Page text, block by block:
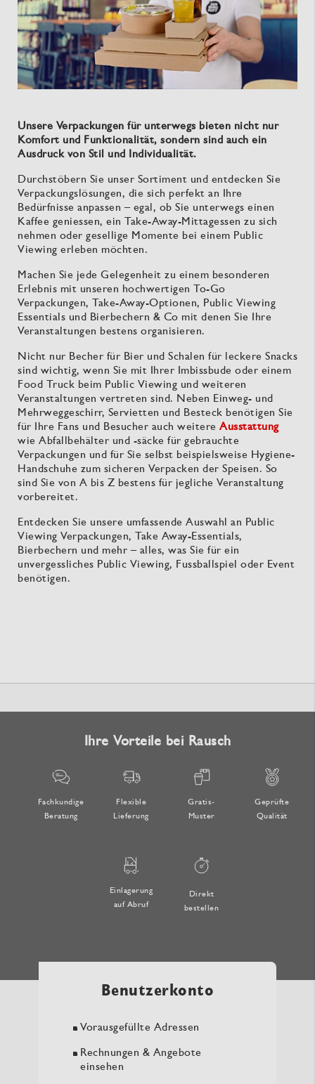
Unsere Verpackungen für unterwegs bieten nicht nur
Komfort und Funktionalität, sondern sind auch ein
Ausdruck von Stil und Individualität.
Durchstöbern Sie unser Sortiment und entdecken Sie
Verpackungslösungen, die sich perfekt an Ihre
Bedürfnisse anpassen – egal, ob Sie unterwegs einen
Kaffee geniessen, ein Take-Away-Mittagessen zu sich
nehmen oder gesellige Momente bei einem Public
Viewing erleben möchten.
Machen Sie jede Gelegenheit zu einem besonderen
Erlebnis mit unseren hochwertigen To-Go
Verpackungen, Take-Away-Optionen, Public Viewing
Essentials und Bierbechern & Co mit denen Sie Ihre
Veranstaltungen bestens organisieren.
Nicht nur Becher für Bier und Schalen für leckere Snacks
sind wichtig, wenn Sie mit Ihrer Imbissbude oder einem
Food Truck beim Public Viewing und weiteren
Veranstaltungen vertreten sind. Neben Einweg- und
Mehrweggeschirr, Servietten und Besteck benötigen Sie
für Ihre Fans und Besucher auch weitere Ausstattung
wie Abfallbehälter und -säcke für gebrauchte
Verpackungen und für Sie selbst beispielsweise Hygiene-
Handschuhe zum sicheren Verpacken der Speisen. So
sind Sie von A bis Z bestens für jegliche Veranstaltung
vorbereitet.
Entdecken Sie unsere umfassende Auswahl an Public
Viewing Verpackungen, Take Away-Essentials,
Bierbechern und mehr – alles, was Sie für ein
unvergessliches Public Viewing, Fussballspiel oder Event
benötigen.
Ihre Vorteile bei Rausch
Fachkundige
Beratung
Flexible
Lieferung
Gratis-
Muster
Geprüfte
Qualität
Einlagerung
auf Abruf
Direkt
bestellen
Benutzerkonto
Vorausgefüllte Adressen
Rechnungen & Angebote
einsehen